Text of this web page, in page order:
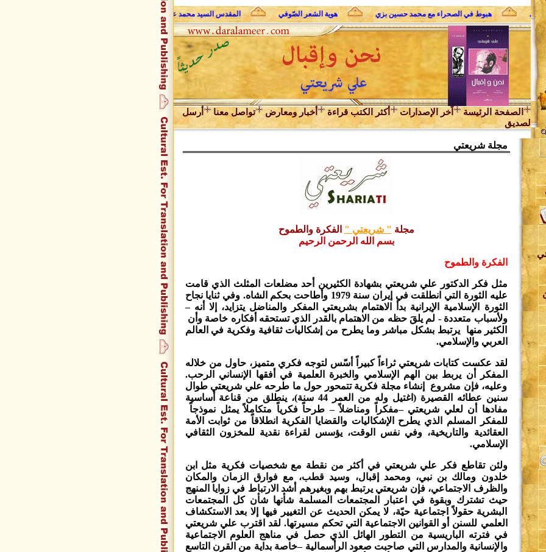
هبوط في الصحراء مع محمد حسين بزي هوية الشعر الصّوفي المقدس السيد محمد علي فضل الله وحديث الروح
الصفحة الرئيسة اّخر الإصدارات أكثر الكتب قراءة أخبار ومعارض تواصل معنا
أرسل
لصديق
مجلة شريعتي
مجلة " شريعتي " الفكرة والطموح
بسم الله الرحمن الرحيم
الفكرة والطموح
مثل فكر الدكتور علي شريعتي بشهادة الكثيرين أحد مضلعات المثلث الذي قامت
عليه الثورة التي انطلقت في إيران سنة 1979 وأطاحت بحكم الشاه. وفي ثنايا نجاح
الثورة الإسلامية الإيرانية بدأ الاهتمام بشريعتي المفكر والمناضل يتزايد، إلا أنه –
ولأسباب متعددة - لم يلقَ حظه من الاهتمام بالقدر الذي تستحقه أفكاره خاصة وأن
الكثير منها يرتبط بشكل مباشر وما يطرح من إشكاليات ثقافية وفكرية في العالم
العربي والإسلامي.
لقد عكست كتابات شريعتي ثراءاً كبيراً أسّس لتوجه فكري متميز، حاول من خلاله
المفكر أن يربط بين الهم الإسلامي والخبرة العلمية في أفقها الإنساني الرحب.
وعليه، فإن مشروع إنشاء مجلة فكرية تتمحور حول ما طرحه علي شريعتي طوال
سنين عطائه القصيرة (اغتيل وله من العمر 44 سنة)، ينطلق من قناعة أساسية
مفادها أن لعلي شريعتي –مفكراً ومناضلاً – طرحاً فكرياً متكاملاً يمثل نموذجاً
للمفكر المسلم الذي يطرح الإشكاليات والقضايا الفكرية انطلاقاً من ثوابت الأمة
العقائدية والتاريخية، وفي نفس الوقت، يؤسس لقراءة نقدية للمخزون الثقافي
الإسلامي.
ولئن تقاطع فكر علي شريعتي في أكثر من نقطة مع شخصيات فكرية مثل ابن
خلدون ومالك بن نبي، ومحمد إقبال، وسيد قطب، مع فوارق الزمان والمكان
والظرف الاجتماعي، فإن شريعتي يرتبط بهم وبغيرهم أشد الارتباط في زوايا المنهج
حيث تشترك وبقوة في اعتبار المجتمعات المسلمة شأنها شأن كل المجتمعات
البشرية حقولاً اجتماعية حيّة، لا يمكن الحديث عن التغيير فيها إلا بعد الاستكشاف
العلمي للسنن أو القوانين الاجتماعية التي تحكم مسيرتها. لقد اقترب علي شريعتي
في فترته الباريسية من التطور الهائل الذي حصل في مناهج العلوم الاجتماعية
والإنسانية والمدارس التي صاحبت صعود الرأسمالية –خاصة بداية من القرن التاسع